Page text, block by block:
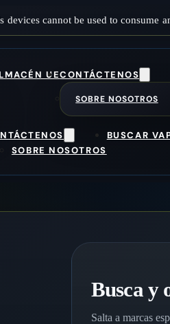
cannot be used to consume
UECONTÁCTENOS
SOBRE NOSOTROS
SOBRE NOSOTROS
BUSCAR
Busca y
Salta a marcas